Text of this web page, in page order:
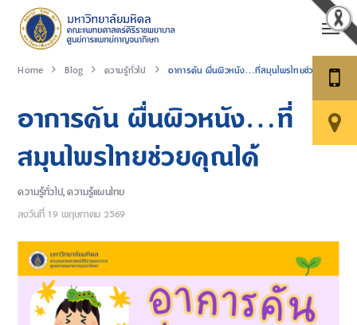
Home Blog ความรู้ทั่วไป อาการคัน ผื่นผิวหนัง…ที่สมุนไพรไทยช่วยคุณได้
อาการคัน ผื่นผิวหนัง…ที่
สมุนไพรไทยช่วยคุณได้
ความรู้ทั่วไป,ความรู้แผนไทย
ลงวันที่ 19 พฤษภาคม 2569